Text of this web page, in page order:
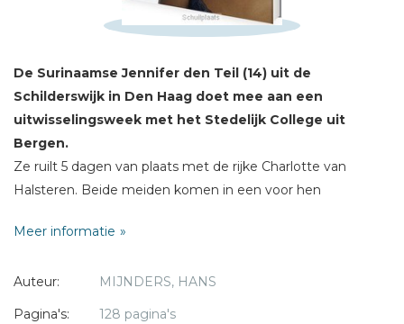
De Surinaamse Jennifer den Teil (14) uit de
Schilderswijk in Den Haag doet mee aan een
uitwisselingsweek met het Stedelijk College uit
Bergen.
Ze ruilt 5 dagen van plaats met de rijke Charlotte van
Halsteren. Beide meiden komen in een voor hen
hun vooroordelen opzij te zetten. Maar dat verloopt niet
Geschikt voor de leeftijd 10-14 jaar
Meer informatie
Auteur:
MIJNDERS, HANS
Pagina's:
128 pagina's
Bericht *